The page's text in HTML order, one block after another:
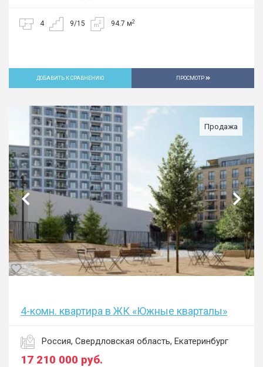
4 9/15 94.7 м2
ДОБАВИТЬ К СРАВНЕНИЮ ПРОСМОТР
Продажа
4-комн. квартира в ЖК «Южные кварталы»
Россия, Свердловская область, Екатеринбург
17 210 000 руб.